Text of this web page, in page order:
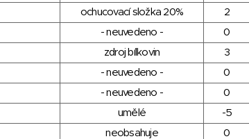
ochucovací složka 20%
2
- neuvedeno -
0
zdroj bílkovin
3
- neuvedeno -
0
- neuvedeno -
0
umělé
-5
neobsahuje
0